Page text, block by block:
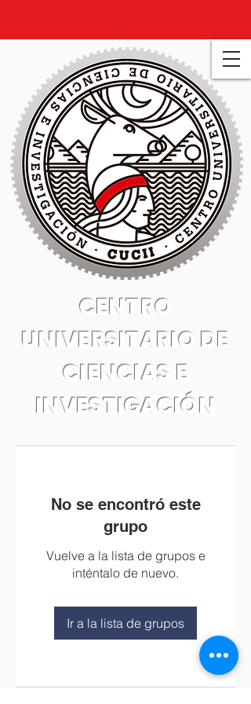
CENTRO
UNIVERSITARIO DE
CIENCIAS E
INVESTIGACIÓN
No se encontró este
grupo
Vuelve a la lista de grupos e
inténtalo de nuevo.
Ir a la lista de grupos